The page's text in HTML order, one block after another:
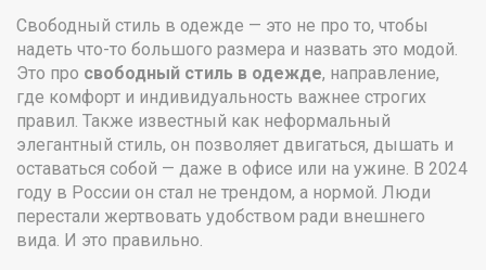
Свободный стиль в одежде — это не про то, чтобы
надеть что-то большого размера и назвать это модой.
Это про свободный стиль в одежде, направление,
где комфорт и индивидуальность важнее строгих
правил. Также известный как неформальный
элегантный стиль, он позволяет двигаться, дышать и
оставаться собой — даже в офисе или на ужине. В 2024
году в России он стал не трендом, а нормой. Люди
перестали жертвовать удобством ради внешнего
вида. И это правильно.